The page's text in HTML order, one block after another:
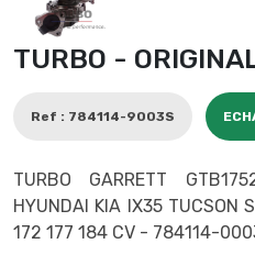
TURBO -
Ref : 784114-9003S
TURBO GARRETT
HYUNDAI KIA IX35 TUCSON
172 177 184 CV - 784114-